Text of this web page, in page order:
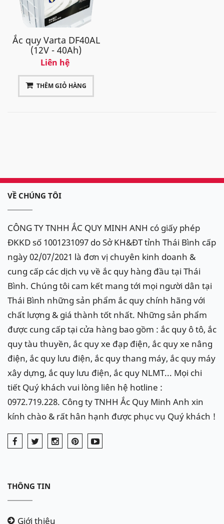
Ắc quy Varta DF40AL
(12V - 40Ah)
Liên hệ
THÊM GIỎ HÀNG
VỀ CHÚNG TÔI
CÔNG TY TNHH ẮC QUY MINH ANH có giấy phép
ĐKKD số 1001231097 do Sở KH&ĐT tỉnh Thái Bình cấp
ngày 02/07/2021 là đơn vị chuyên kinh doanh &
cung cấp các dịch vụ về ắc quy hàng đầu tại Thái
Bình. Chúng tôi cam kết mang tới mọi người dân tại
Thái Bình những sản phẩm ắc quy chính hãng với
chất lượng & giá thành tốt nhất. Những sản phẩm
được cung cấp tại cửa hàng bao gồm : ắc quy ô tô, ắc
quy tàu thuyền, ắc quy xe đạp điện, ắc quy xe nâng
điện, ắc quy lưu điện, ắc quy thang máy, ắc quy máy
xây dựng, ắc quy lưu điện, ắc quy NLMT... Mọi chi
tiết Quý khách vui lòng liên hệ hotline :
0972.719.228. Công ty TNHH Ắc Quy Minh Anh xin
kính chào & rất hân hạnh được phục vụ Quý khách !
THÔNG TIN
Giới thiệu